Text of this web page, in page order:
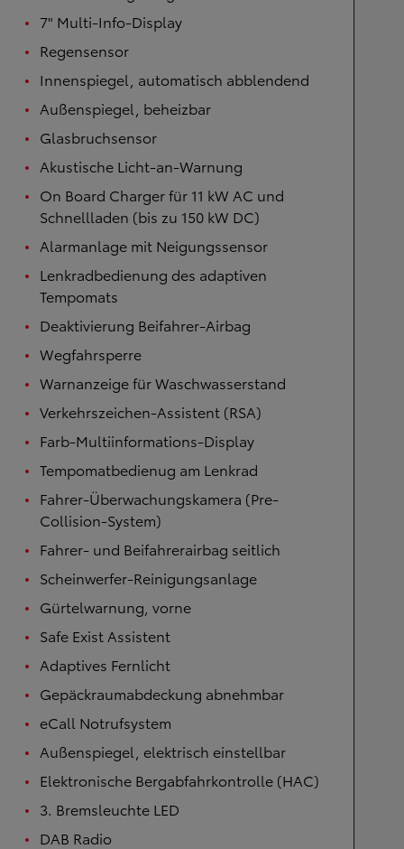
7" Multi-Info-Display
Regensensor
Innenspiegel, automatisch abblendend
Außenspiegel, beheizbar
Glasbruchsensor
Akustische Licht-an-Warnung
On Board Charger für 11 kW AC und
Schnellladen (bis zu 150 kW DC)
Alarmanlage mit Neigungssensor
Lenkradbedienung des adaptiven
Tempomats
Deaktivierung Beifahrer-Airbag
Wegfahrsperre
Warnanzeige für Waschwasserstand
Verkehrszeichen-Assistent (RSA)
Farb-Multiinformations-Display
Tempomatbedienug am Lenkrad
Fahrer-Überwachungskamera (Pre-
Collision-System)
Fahrer- und Beifahrerairbag seitlich
Scheinwerfer-Reinigungsanlage
Gürtelwarnung, vorne
Safe Exist Assistent
Adaptives Fernlicht
Gepäckraumabdeckung abnehmbar
eCall Notrufsystem
Außenspiegel, elektrisch einstellbar
Elektronische Bergabfahrkontrolle (HAC)
3. Bremsleuchte LED
DAB Radio